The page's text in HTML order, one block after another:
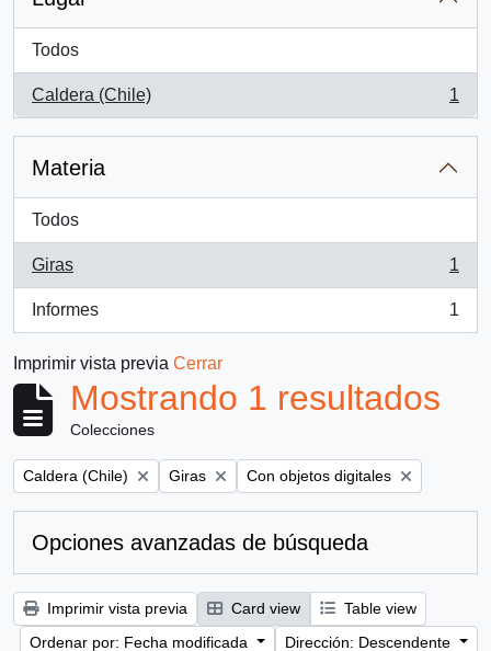
Todos
Caldera (Chile)
, 1 resultados
1
Materia
Todos
Giras
, 1 resultados
1
Informes
, 1 resultados
1
Imprimir vista previa Cerrar
Mostrando 1 resultados
Colecciones
Remove filter:
Caldera (Chile) Remove filter:
Giras Remove filter:
Con objetos digitales
Opciones avanzadas de búsqueda
Imprimir vista previa Card view
Table view
Ordenar por: Fecha modificada
Dirección: Descendente